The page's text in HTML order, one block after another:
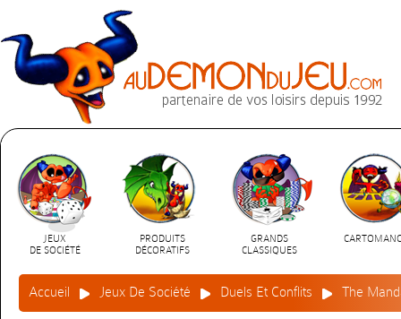
JEUX
DE SOCIÉTÉ
PRODUITS
DÉCORATIFS
GRANDS
CLASSIQUES
Accueil Jeux De Société Duels Et Conflits The